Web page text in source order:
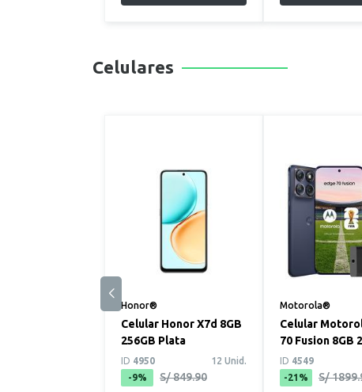
Celulares
Honor®
Celular Honor X7d 8GB
256GB Plata
ID 4950
12 Unid.
-9%
S/ 849.90
Motorola®
Celular
70 Fusion 8GB
Azul
ID 4549
-21%
S/